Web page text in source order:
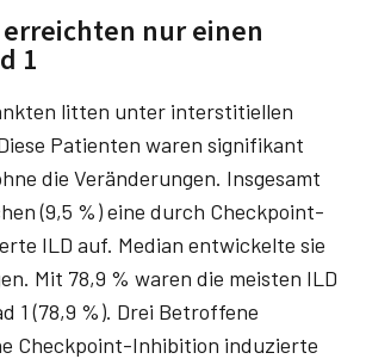
erreichten nur einen
1
litten unter interstitiellen
Patienten waren signifikant
die Veränderungen. Insgesamt
(9,5 %) eine durch Checkpoint-
ILD auf. Median entwickelte sie
Mit 78,9 % waren die meisten ILD
1 (78,9 %). Drei Betroffene
Checkpoint-Inhibition induzierte